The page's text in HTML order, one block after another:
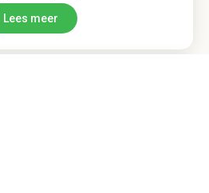
Lees meer